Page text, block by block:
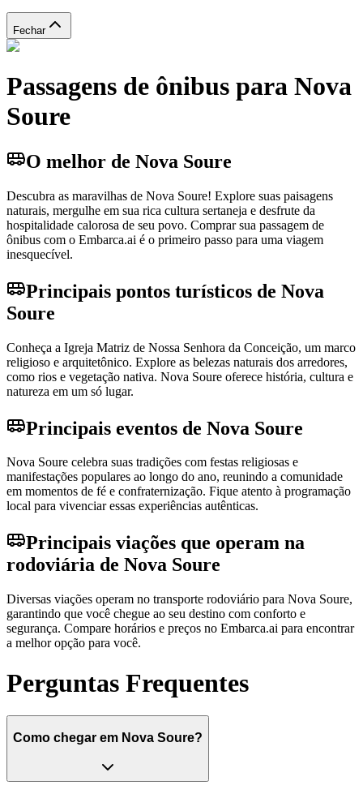
Fechar
Passagens de ônibus para Nova
Soure
O melhor de Nova Soure
Descubra as maravilhas de Nova Soure! Explore suas paisagens
naturais, mergulhe em sua rica cultura sertaneja e desfrute da
hospitalidade calorosa de seu povo. Comprar sua passagem de
ônibus com o Embarca.ai é o primeiro passo para uma viagem
inesquecível.
Principais pontos turísticos de Nova
Soure
Conheça a Igreja Matriz de Nossa Senhora da Conceição, um marco
religioso e arquitetônico. Explore as belezas naturais dos arredores,
como rios e vegetação nativa. Nova Soure oferece história, cultura e
natureza em um só lugar.
Principais eventos de Nova Soure
Nova Soure celebra suas tradições com festas religiosas e
manifestações populares ao longo do ano, reunindo a comunidade
em momentos de fé e confraternização. Fique atento à programação
local para vivenciar essas experiências autênticas.
Principais viações que operam na
rodoviária de Nova Soure
Diversas viações operam no transporte rodoviário para Nova Soure,
garantindo que você chegue ao seu destino com conforto e
segurança. Compare horários e preços no Embarca.ai para encontrar
a melhor opção para você.
Perguntas Frequentes
Como chegar em Nova Soure?